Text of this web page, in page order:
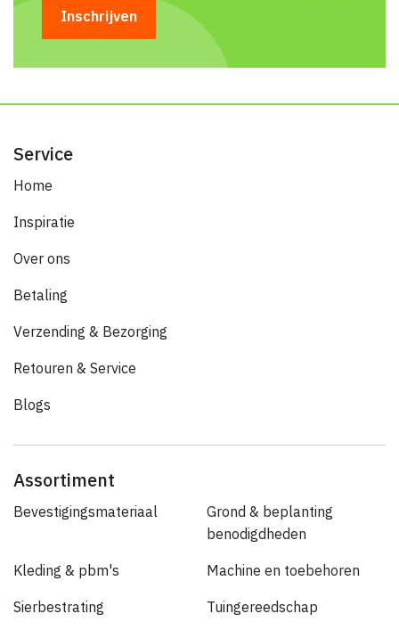
Service
Home
Inspiratie
Over ons
Betaling
Verzending & Bezorging
Retouren & Service
Blogs
Assortiment
Bevestigingsmateriaal
Grond & beplanting
benodigdheden
Kleding & pbm's Machine en toebehoren
Sierbestrating Tuingereedschap